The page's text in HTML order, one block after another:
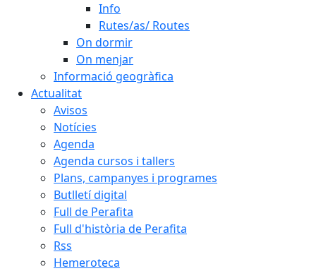
Info
Rutes/as/ Routes
On dormir
On menjar
Informació geogràfica
Actualitat
Avisos
Notícies
Agenda
Agenda cursos i tallers
Plans, campanyes i programes
Butlletí digital
Full de Perafita
Full d'història de Perafita
Rss
Hemeroteca